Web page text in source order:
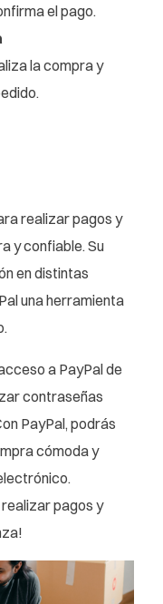
el pago.
la compra y
realizar pagos y
y confiable. Su
en distintas
una herramienta
a PayPal de
contraseñas
PayPal, podrás
cómoda y
pagos y